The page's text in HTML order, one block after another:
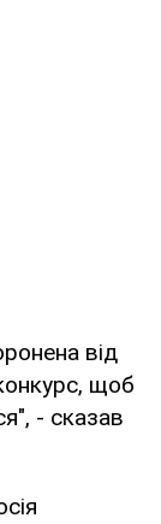
від
щоб
- сказав